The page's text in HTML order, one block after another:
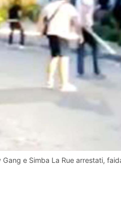
Gang e Simba La Rue arrestati,